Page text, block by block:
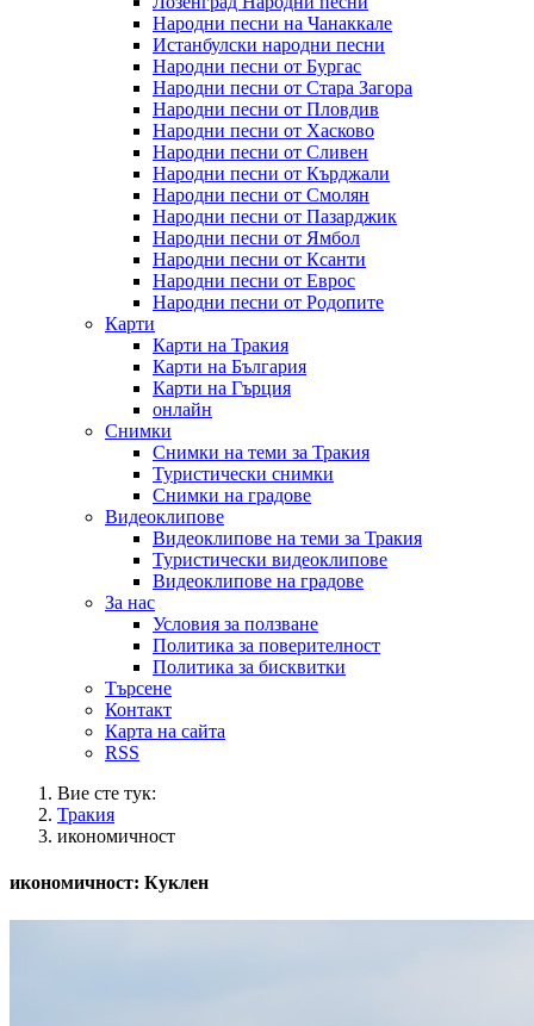
Народни песни на Чанаккале
Истанбулски народни песни
Народни песни от Бургас
Народни песни от Стара Загора
Народни песни от Пловдив
Народни песни от Хасково
Народни песни от Сливен
Народни песни от Кърджали
Народни песни от Смолян
Народни песни от Пазарджик
Народни песни от Ямбол
Народни песни от Ксанти
Народни песни от Еврос
Народни песни от Родопите
Карти
Карти на Тракия
Карти на България
Карти на Гърция
онлайн
Снимки
Снимки на теми за Тракия
Туристически снимки
Снимки на градове
Видеоклипове
Видеоклипове на теми за Тракия
Туристически видеоклипове
Видеоклипове на градове
За нас
Условия за ползване
Политика за поверителност
Политика за бисквитки
Търсене
Контакт
Карта на сайта
RSS
Вие сте тук:
Тракия
икономичност
икономичност: Куклен